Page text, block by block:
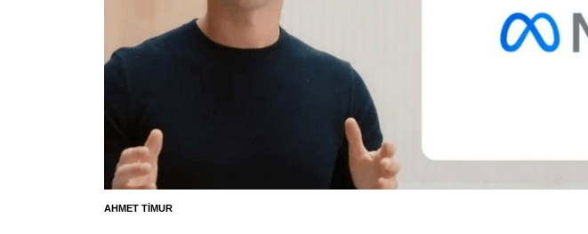
AHMET TIMUR